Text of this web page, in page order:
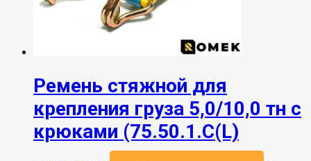
Ремень стяжной для
крепления груза 5,0/10,0 тн с
крюками (75.50.1.C(L)